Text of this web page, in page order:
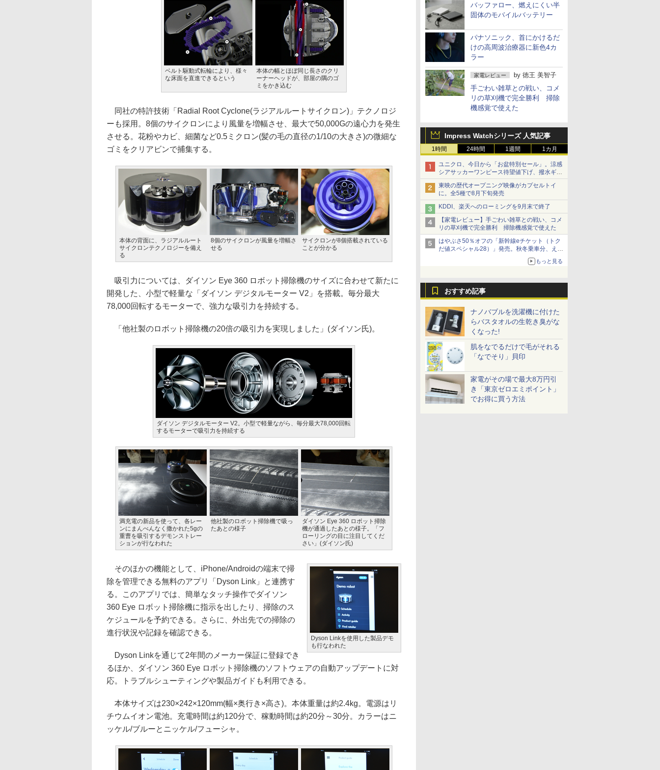
バッファロー、燃えにくい半
固体のモバイルバッテリー
パナソニック、首にかけるだ
けの高周波治療器に新色4カ
ラー
家電レビュー by 徳王 美智子
手ごわい雑草との戦い、コメ
リの草刈機で完全勝利 掃除
機感覚で使えた
Impress Watchシリーズ 人気記事
1時間 24時間 1週間 1カ月
ユニクロ、今日から「お盆特別セール」。涼感
シアサッカーワンピース待望値下げ、撥水ギア
ショーツは1990円に
東映の歴代オープニング映像がカプセルトイ
に。全5種で8月下旬発売
KDDI、楽天へのローミングを9月末で終了
【家電レビュー】手ごわい雑草との戦い、コメ
リの草刈機で完全勝利 掃除機感覚で使えた
はやぶさ50％オフの「新幹線eチケット（トク
だ値スペシャル28）」発売。秋冬乗車分、えき
もっと見る
おすすめ記事
ナノバブルを洗濯機に付けた
らバスタオルの生乾き臭がな
くなった!
肌をなでるだけで毛がそれる
「なでそり」貝印
家電がその場で最大8万円引
き「東京ゼロエミポイント」
でお得に買う方法
ベルト駆動式転輪により、様々
な床面を直進できるという
本体の幅とほぼ同じ長さのクリ
ーナーヘッドが、部屋の隅のゴ
ミをかき込む
同社の特許技術「Radial Root Cyclone(ラジアルルートサイクロン)」テクノロジ
ーも採用。8個のサイクロンにより風量を増幅させ、最大で50,000Gの遠心力を発生
させる。花粉やカビ、細菌など0.5ミクロン(髪の毛の直径の1/10の大きさ)の微細な
ゴミをクリアビンで捕集する。
本体の背面に、ラジアルルート
サイクロンテクノロジーを備え
る
8個のサイクロンが風量を増幅さ
せる
サイクロンが8個搭載されている
ことが分かる
吸引力については、ダイソン Eye 360 ロボット掃除機のサイズに合わせて新たに
開発した、小型で軽量な「ダイソン デジタルモーター V2」を搭載。毎分最大
78,000回転するモーターで、強力な吸引力を持続する。
「他社製のロボット掃除機の20倍の吸引力を実現しました」(ダイソン氏)。
ダイソン デジタルモーター V2。小型で軽量ながら、毎分最大78,000回転
するモーターで吸引力を持続する
満充電の新品を使って、各レー
ンにまんべんなく撒かれた5gの
重曹を吸引するデモンストレー
ションが行なわれた
他社製のロボット掃除機で吸っ
たあとの様子
ダイソン Eye 360 ロボット掃除
機が通過したあとの様子。「フ
ローリングの目に注目してくだ
さい」(ダイソン氏)
Dyson Linkを使用した製品デモ
も行なわれた
そのほかの機能として、iPhone/Androidの端末で掃
除を管理できる無料のアプリ「Dyson Link」と連携す
る。このアプリでは、簡単なタッチ操作でダイソン
360 Eye ロボット掃除機に指示を出したり、掃除のス
ケジュールを予約できる。さらに、外出先での掃除の
進行状況や記録を確認できる。
Dyson Linkを通じて2年間のメーカー保証に登録でき
るほか、ダイソン 360 Eye ロボット掃除機のソフトウェアの自動アップデートに対
応。トラブルシューティングや製品ガイドも利用できる。
本体サイズは230×242×120mm(幅×奥行き×高さ)。本体重量は約2.4kg。電源はリ
チウムイオン電池。充電時間は約120分で、稼動時間は約20分～30分。カラーはニ
ッケル/ブルーとニッケル/フューシャ。